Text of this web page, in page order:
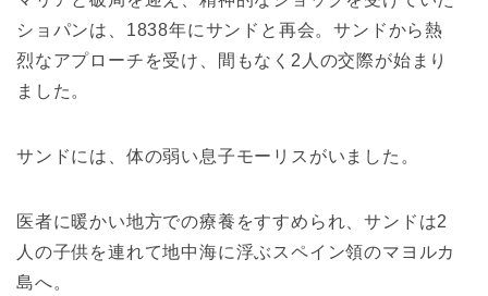
ショパンは、1838年にサンドと再会。サンドから熱
烈なアプローチを受け、間もなく2人の交際が始まり
ました。
サンドには、体の弱い息子モーリスがいました。
医者に暖かい地方での療養をすすめられ、サンドは2
人の子供を連れて地中海に浮ぶスペイン領のマヨルカ
島へ。